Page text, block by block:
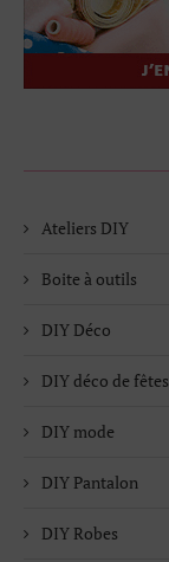
Ateliers DIY
Boite à outils
DIY Déco
DIY déco de fêtes
DIY mode
DIY Pantalon
DIY Robes